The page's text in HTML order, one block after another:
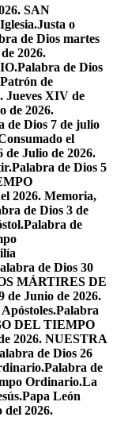
SAN
Justa o
de Dios martes
2026.
Palabra de Dios
de
Jueves XIV de
de 2026.
de Dios 7 de julio
el
de Julio de 2026.
Palabra de Dios 5
2026. Memoria,
de Dios 3 de
Palabra de
de Dios 30
MÁRTIRES DE
de Junio de 2026.
Palabra
DEL TIEMPO
2026. NUESTRA
de Dios 26
Palabra de
Ordinario.La
Papa León
del 2026.